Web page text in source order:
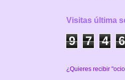
Visitas última
9 7 4 6
¿Quieres recibir